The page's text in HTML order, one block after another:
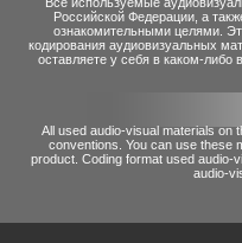
Российской Федерации, а
ознакомительными целями.
кодирования аудиовизуальных
оставляете у себя в каком-
All used audio-visual materials on
conventions. You can use these
product. Coding format used audio-
audio-